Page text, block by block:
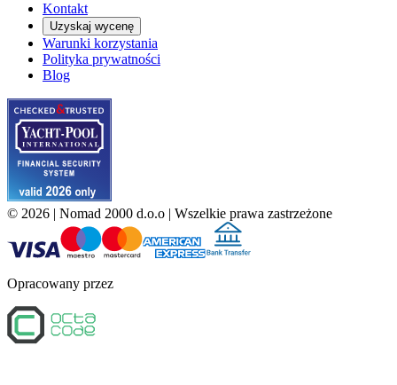
Kontakt
Uzyskaj wycenę
Warunki korzystania
Polityka prywatności
Blog
© 2026 | Nomad 2000 d.o.o | Wszelkie prawa zastrzeżone
Opracowany przez